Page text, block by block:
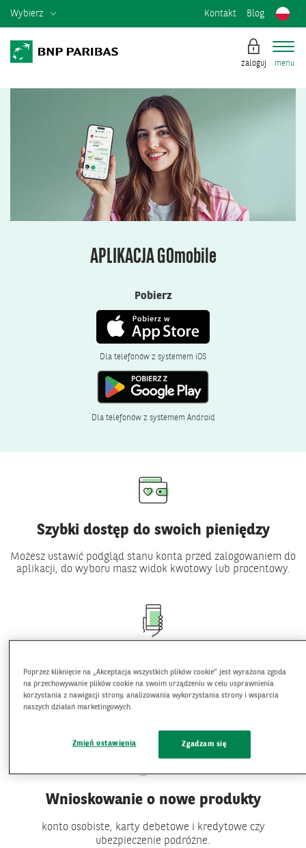
Wybierz Kontakt Blog
zaloguj menu
APLIKACJA GOmobile
Pobierz
Otwiera
Dla telefonów z systemem iOS
nowym
Dla telefonów z systemem Android
Szybki dostęp do swoich pieniędzy
Możesz ustawić podgląd stanu konta przed zalogowaniem do
aplikacji, do wyboru masz widok kwotowy lub procentowy.
Google Pay,Apple Pay, przelew na telefonBLIK.
Wnioskowanie o nowe produkty
konto osobiste, karty debetowe i kredytowe czy
ubezpieczenie podróżne.
Poprzez kliknięcie na „Akceptacja wszystkich plików cookie” jest wyrażona zgoda
na przechowywanie plików cookie na swoim urządzeniu w celu usprawnienia
korzystania z nawigacji strony, analizowania wykorzystania strony i wsparcia
naszych działań marketingowych.
Zmień ustawienia Zgadzam się